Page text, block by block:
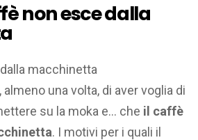
non esce dalla
una volta, di aver voglia di
su la moka e… che il caffè
. I motivi per i quali il